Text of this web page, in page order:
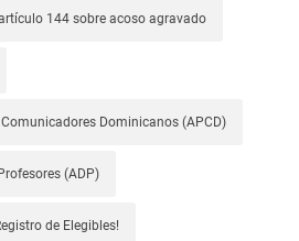
144 sobre acoso agravado
Dominicanos (APCD)
(ADP)
de Elegibles!